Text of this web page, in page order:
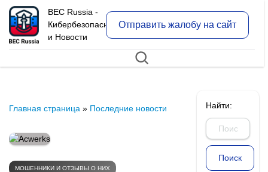
BEC Russia -
Кибербезопасность
и Новости
Отправить жалобу на сайт
Главная страница » Последние новости
МОШЕННИКИ И ОТЗЫВЫ О НИХ
Найти: